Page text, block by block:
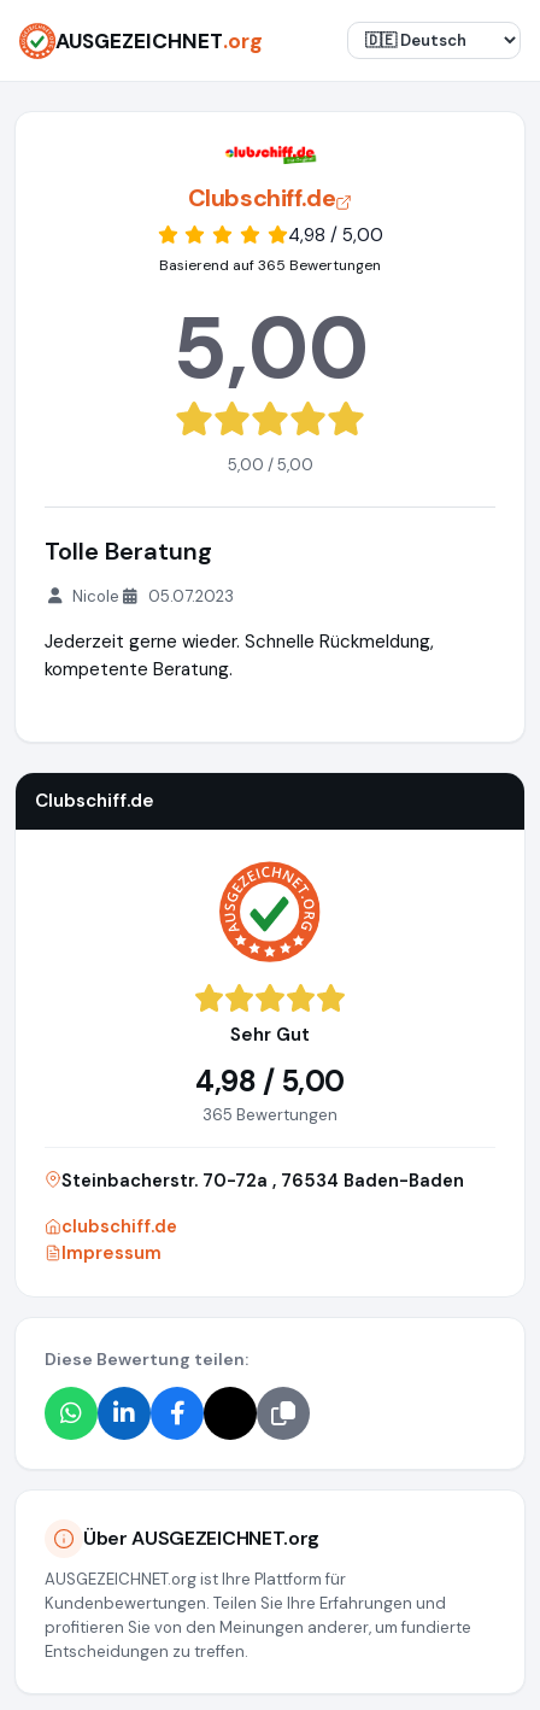
AUSGEZEICHNET.org
Clubschiff.de
4,98 / 5,00
Basierend auf 365 Bewertungen
5,00
5,00 / 5,00
Tolle Beratung
Nicole 05.07.2023
Jederzeit gerne wieder. Schnelle Rückmeldung,
kompetente Beratung.
Clubschiff.de
Sehr Gut
4,98 / 5,00
365 Bewertungen
Steinbacherstr. 70-72a , 76534 Baden-Baden
clubschiff.de
Impressum
Diese Bewertung teilen:
Über AUSGEZEICHNET.org
AUSGEZEICHNET.org ist Ihre Plattform für
Kundenbewertungen. Teilen Sie Ihre Erfahrungen und
profitieren Sie von den Meinungen anderer, um fundierte
Entscheidungen zu treffen.